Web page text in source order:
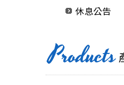
防疫政策
Products